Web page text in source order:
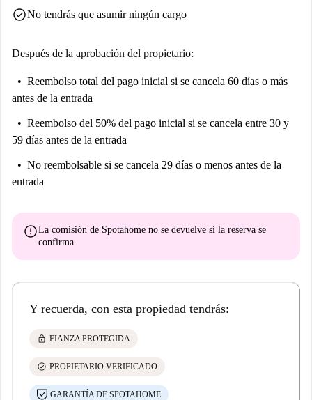
check_circleNo tendrás que asumir ningún cargo
Después de la aprobación del propietario:
Reembolso total del pago inicial si se cancela 60 días o más
antes de la entrada
Reembolso del 50% del pago inicial si se cancela entre 30 y
59 días antes de la entrada
No reembolsable si se cancela 29 días o menos antes de la
entrada
errorLa comisión de Spotahome no se devuelve si la reserva se
confirma
Y recuerda, con esta propiedad tendrás:
lock FIANZA PROTEGIDA
check_circle PROPIETARIO VERIFICADO
GARANTÍA DE SPOTAHOME